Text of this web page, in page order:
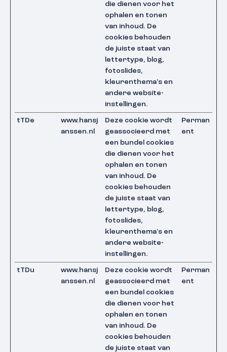
die dienen voor het
ophalen en tonen
van inhoud. De
cookies behouden
de juiste staat van
lettertype, blog,
fotoslides,
kleurenthema's en
andere website-
instellingen.
tTDe
www.hansj
anssen.nl
Deze cookie wordt
geassocieerd met
een bundel cookies
die dienen voor het
ophalen en tonen
van inhoud. De
cookies behouden
de juiste staat van
lettertype, blog,
fotoslides,
kleurenthema's en
andere website-
instellingen.
Perman
ent
tTDu
www.hansj
anssen.nl
Deze cookie wordt
geassocieerd met
een bundel cookies
die dienen voor het
ophalen en tonen
van inhoud. De
cookies behouden
de juiste staat van
Perman
ent